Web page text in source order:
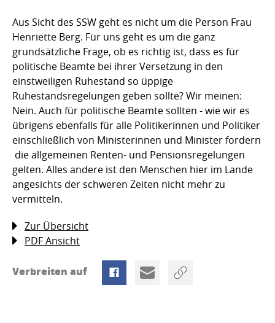
Aus Sicht des SSW geht es nicht um die Person Frau
Henriette Berg. Für uns geht es um die ganz
grundsätzliche Frage, ob es richtig ist, dass es für
politische Beamte bei ihrer Versetzung in den
einstweiligen Ruhestand so üppige
Ruhestandsregelungen geben sollte? Wir meinen:
Nein. Auch für politische Beamte sollten - wie wir es
übrigens ebenfalls für alle Politikerinnen und Politiker
einschließlich von Ministerinnen und Minister fordern
 die allgemeinen Renten- und Pensionsregelungen
gelten. Alles andere ist den Menschen hier im Lande
angesichts der schweren Zeiten nicht mehr zu
vermitteln.
Zur Übersicht
PDF Ansicht
Verbreiten auf